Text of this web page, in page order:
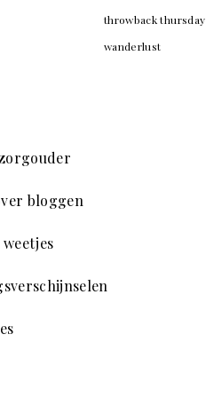
throwback thursday
wanderlust
bloggen